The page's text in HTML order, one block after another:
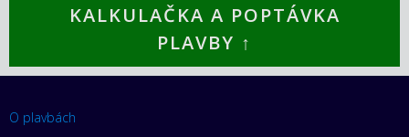
KALKULAČKA A POPTÁVKA
PLAVBY ↑
O plavbách